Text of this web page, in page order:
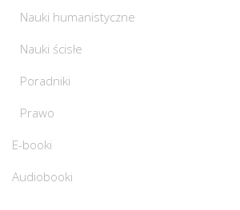
Nauki humanistyczne
Nauki ścisłe
Poradniki
Prawo
E-booki
Audiobooki